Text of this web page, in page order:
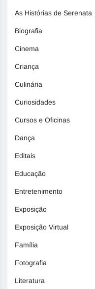
As Histórias de Serenata
Biografia
Cinema
Criança
Culinária
Curiosidades
Cursos e Oficinas
Dança
Editais
Educação
Entretenimento
Exposição
Exposição Virtual
Família
Fotografia
Literatura